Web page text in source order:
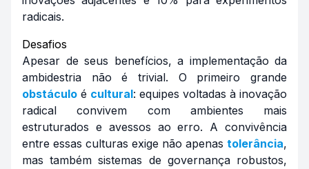
radicais.
Desafios
Apesar de seus benefícios, a implementação da
ambidestria não é trivial. O primeiro grande
obstáculo é cultural: equipes voltadas à inovação
radical convivem com ambientes mais
estruturados e avessos ao erro. A convivência
entre essas culturas exige não apenas tolerância,
mas também sistemas de governança robustos,